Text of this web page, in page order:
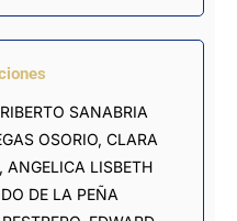
SANABRIA
OSORIO, CLARA
ANGELICA LISBETH
DE LA PEÑA